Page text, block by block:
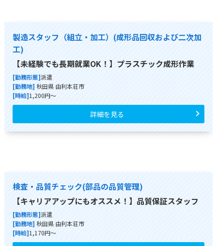
製造スタッフ（組立・加工）(成形品回収および二次加
工)
【未経験でも長期就業OK！】プラスチック成形作業
[勤務形態]派遣
[勤務地] 秋田県 由利本荘市
[時給]1,200円～
詳細を見る
検査・品質チェック(部品の品質管理)
【キャリアアップにもオススメ！】品質保証スタッフ
[勤務形態]派遣
[勤務地] 秋田県 由利本荘市
[時給]1,170円～